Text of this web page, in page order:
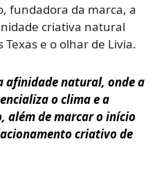
fundadora da marca, a
criativa natural
e o olhar de Livia.
afinidade natural, onde a
o clima e a
além de marcar o início
criativo de